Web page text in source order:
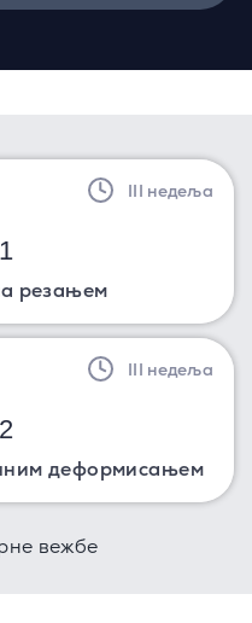
резањем
III недеља
деформисањем
III недеља
вежбе